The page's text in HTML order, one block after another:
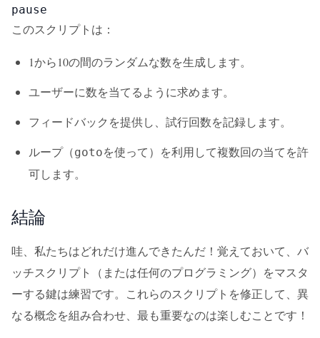
pause
このスクリプトは：
1から10の間のランダムな数を生成します。
ユーザーに数を当てるように求めます。
フィードバックを提供し、試行回数を記録します。
ループ（gotoを使って）を利用して複数回の当てを許
可します。
結論
哇、私たちはどれだけ進んできたんだ！覚えておいて、バ
ッチスクリプト（または任何のプログラミング）をマスタ
ーする鍵は練習です。これらのスクリプトを修正して、異
なる概念を組み合わせ、最も重要なのは楽しむことです！